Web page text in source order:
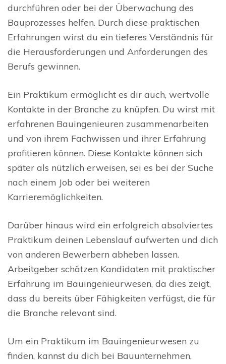
durchführen oder bei der Überwachung des
Bauprozesses helfen. Durch diese praktischen
Erfahrungen wirst du ein tieferes Verständnis für
die Herausforderungen und Anforderungen des
Berufs gewinnen.
Ein Praktikum ermöglicht es dir auch, wertvolle
Kontakte in der Branche zu knüpfen. Du wirst mit
erfahrenen Bauingenieuren zusammenarbeiten
und von ihrem Fachwissen und ihrer Erfahrung
profitieren können. Diese Kontakte können sich
später als nützlich erweisen, sei es bei der Suche
nach einem Job oder bei weiteren
Karrieremöglichkeiten.
Darüber hinaus wird ein erfolgreich absolviertes
Praktikum deinen Lebenslauf aufwerten und dich
von anderen Bewerbern abheben lassen.
Arbeitgeber schätzen Kandidaten mit praktischer
Erfahrung im Bauingenieurwesen, da dies zeigt,
dass du bereits über Fähigkeiten verfügst, die für
die Branche relevant sind.
Um ein Praktikum im Bauingenieurwesen zu
finden, kannst du dich bei Bauunternehmen,